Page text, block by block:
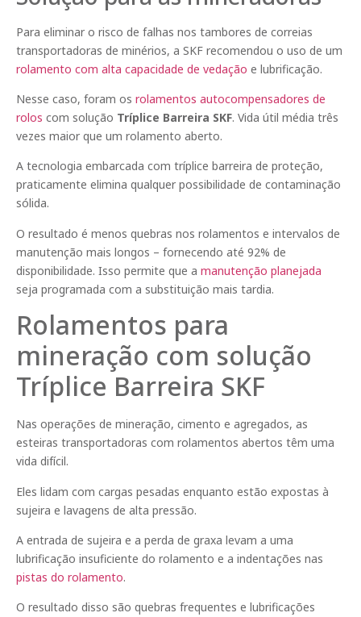
Para eliminar o risco de falhas nos tambores de correias
transportadoras de minérios, a SKF recomendou o uso de um
rolamento com alta capacidade de vedação e lubrificação.
Nesse caso, foram os rolamentos autocompensadores de
rolos com solução Tríplice Barreira SKF. Vida útil média três
vezes maior que um rolamento aberto.
A tecnologia embarcada com tríplice barreira de proteção,
praticamente elimina qualquer possibilidade de contaminação
sólida.
O resultado é menos quebras nos rolamentos e intervalos de
manutenção mais longos – fornecendo até 92% de
disponibilidade. Isso permite que a manutenção planejada
seja programada com a substituição mais tardia.
Rolamentos para
mineração com solução
Tríplice Barreira SKF
Nas operações de mineração, cimento e agregados, as
esteiras transportadoras com rolamentos abertos têm uma
vida difícil.
Eles lidam com cargas pesadas enquanto estão expostas à
sujeira e lavagens de alta pressão.
A entrada de sujeira e a perda de graxa levam a uma
lubrificação insuficiente do rolamento e a indentações nas
pistas do rolamento.
O resultado disso são quebras frequentes e lubrificações